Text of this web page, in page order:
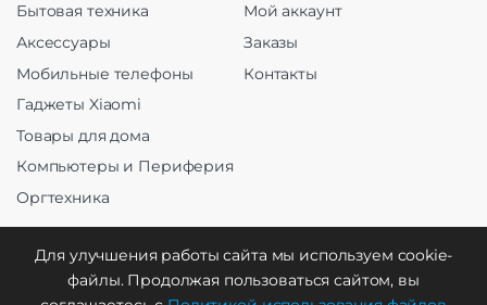
Бытовая техника
Аксессуары
Мобильные телефоны
Гаджеты Xiaomi
Товары для дома
Компьютеры и Периферия
Оргтехника
Мой аккаунт
Заказы
Контакты
Для улучшения работы сайта мы используем cookie-
файлы. Продолжая пользоваться сайтом, вы